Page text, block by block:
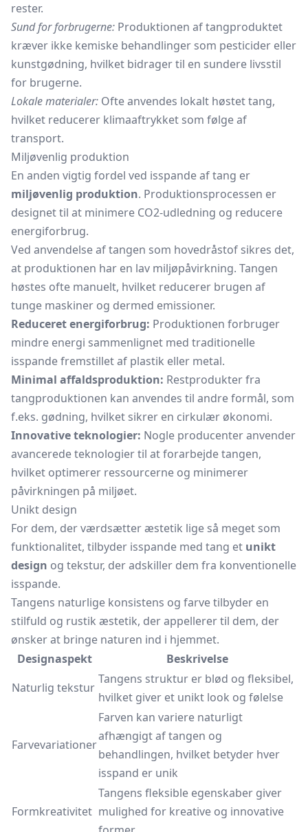
rester.
Sund for forbrugerne: Produktionen af tangproduktet
kræver ikke kemiske behandlinger som pesticider eller
kunstgødning, hvilket bidrager til en sundere livsstil
for brugerne.
Lokale materialer: Ofte anvendes lokalt høstet tang,
hvilket reducerer klimaaftrykket som følge af
transport.
Miljøvenlig produktion
En anden vigtig fordel ved isspande af tang er
miljøvenlig produktion. Produktionsprocessen er
designet til at minimere CO2-udledning og reducere
energiforbrug.
Ved anvendelse af tangen som hovedråstof sikres det,
at produktionen har en lav miljøpåvirkning. Tangen
høstes ofte manuelt, hvilket reducerer brugen af
tunge maskiner og dermed emissioner.
Reduceret energiforbrug: Produktionen forbruger
mindre energi sammenlignet med traditionelle
isspande fremstillet af plastik eller metal.
Minimal affaldsproduktion: Restprodukter fra
tangproduktionen kan anvendes til andre formål, som
f.eks. gødning, hvilket sikrer en cirkulær økonomi.
Innovative teknologier: Nogle producenter anvender
avancerede teknologier til at forarbejde tangen,
hvilket optimerer ressourcerne og minimerer
påvirkningen på miljøet.
Unikt design
For dem, der værdsætter æstetik lige så meget som
funktionalitet, tilbyder isspande med tang et unikt
design og tekstur, der adskiller dem fra konventionelle
isspande.
Tangens naturlige konsistens og farve tilbyder en
stilfuld og rustik æstetik, der appellerer til dem, der
ønsker at bringe naturen ind i hjemmet.
Designaspekt
Beskrivelse
Naturlig tekstur
Tangens struktur er blød og fleksibel,
hvilket giver et unikt look og følelse
Farvevariationer
Farven kan variere naturligt
afhængigt af tangen og
behandlingen, hvilket betyder hver
isspand er unik
Formkreativitet
Tangens fleksible egenskaber giver
mulighed for kreative og innovative